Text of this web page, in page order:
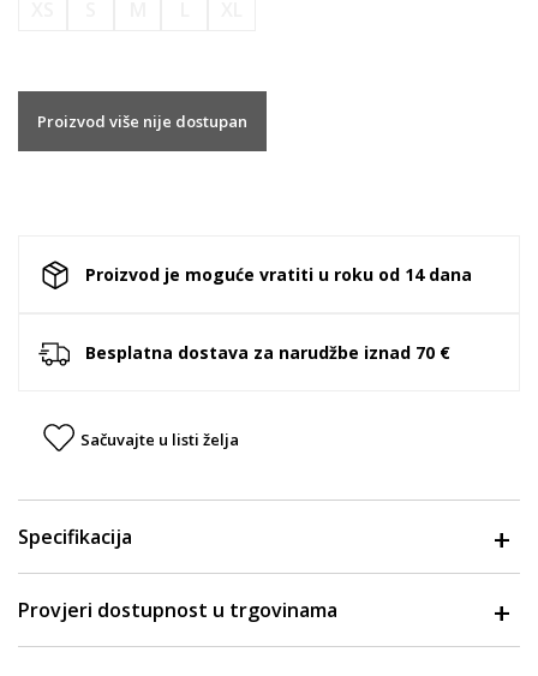
Proizvod više nije dostupan
Proizvod je moguće vratiti u roku od 14 dana
Besplatna dostava za narudžbe iznad 70 €
Sačuvajte u listi želja
Specifikacija
Provjeri dostupnost u trgovinama